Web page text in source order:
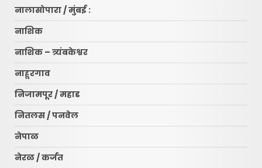
नालासोपारा / मुंबई :
नाशिक
नाशिक – त्र्यंबकेश्वर
नाहूरगाव
निजामपूर / महाड
नितलस / पनवेल
नेपाळ
नेरळ / कर्जत